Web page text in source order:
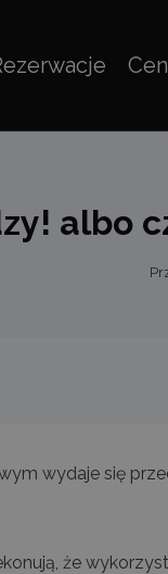
albo
wydaje się
że